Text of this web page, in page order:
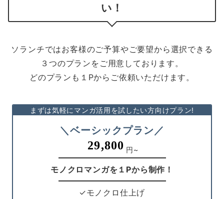
い！
ソランチではお客様のご予算やご要望から選択できる
３つのプランをご用意しております。
どのプランも１Pからご依頼いただけます。
まずは気軽にマンガ活用を試したい方向けプラン!
＼ベーシックプラン／
29,800 円~
モノクロマンガを１Pから制作！
✓モノクロ仕上げ